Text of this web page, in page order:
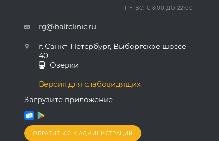
ПН-ВС: С 8:00 ДО 22:00
rg@baltclinic.ru
г. Санкт-Петербург, Выборгское шоссе
40
Озерки
Версия для слабовидящих
Загрузите приложение
ОБРАТИТЬСЯ К АДМИНИСТРАЦИИ